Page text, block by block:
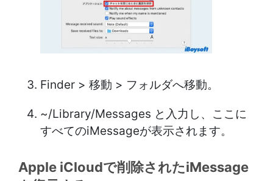
Finder > 移動 > フォルダへ移動。
~/Library/Messages と入力し、ここに
すべてのiMessageが表示されます。
Apple iCloudで削除されたiMessage